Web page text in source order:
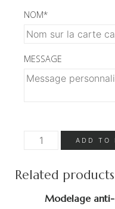
NOM*
MESSAGE
Modelage
jambes ADD TO
Related products
Modelage